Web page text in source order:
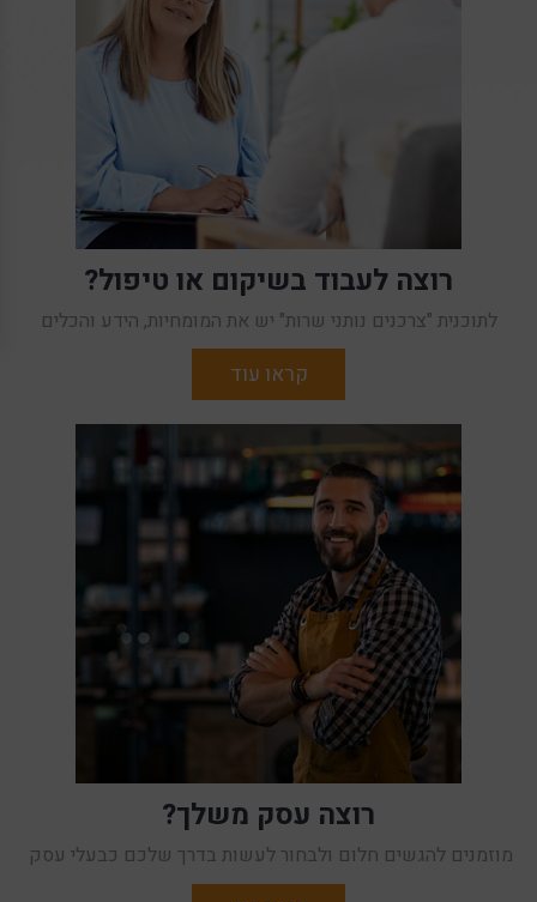
חיפוש משרה
תוכנית " צרכנים נותני שירות" מציעה ליווי תעסוקתי מומחה
לאנשים עם ידע מניסיון אישי בבריאות הנפש (מתמודדים)
המעוניינים להשתלב בעבודה כעובדי שיקום, טיפול ועזרה לאחר.
התוכנית מקדמת ומטמיעה את ההכרה בערכו של גוף הידע מניסיון
ומאמינה ששילוב גוף הידע מהחלמה אישית בפרקטיקה המקצועית
מאפשר לפרוץ את השיח המקצועי , להוות מודל לשיקום ,
להחלמה ולעשייה משמעותית ובעלת ערך הן למקבלי השירותים
במסגרות והן לצוותים
רוצה לעבוד בשיקום או טיפול?
לתוכנית "צרכנים נותני שרות" יש את המומחיות, הידע והכלים
קראו עוד
רוצה עסק משלך?
מוזמנים להגשים חלום ולבחור לעשות בדרך שלכם כבעלי עסק